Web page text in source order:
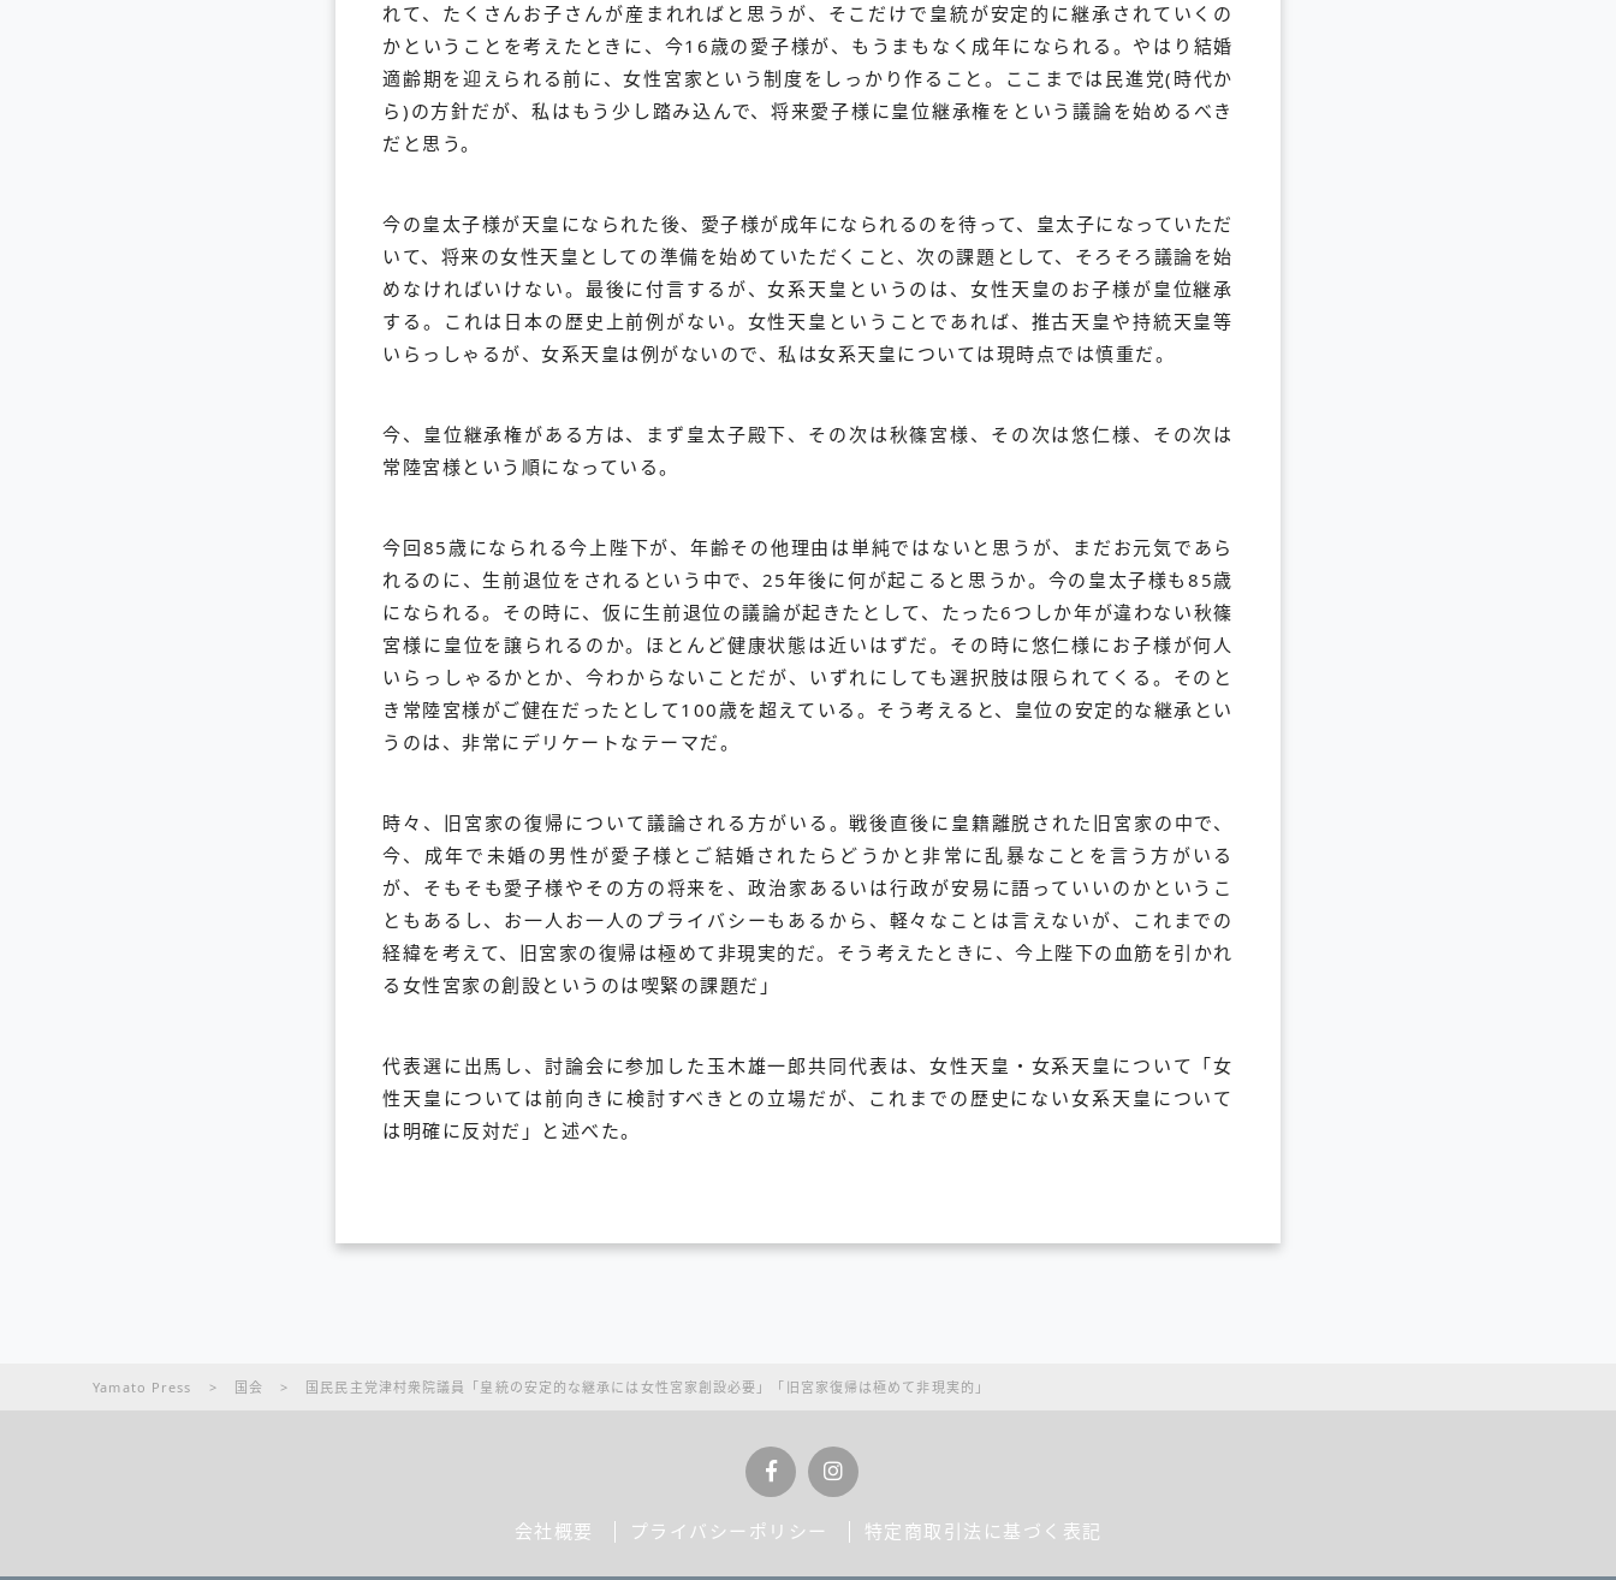
れて、たくさんお子さんが産まれればと思うが、そこだけで皇統が安定的に継承されていくの
かということを考えたときに、今16歳の愛子様が、もうまもなく成年になられる。やはり結婚
適齢期を迎えられる前に、女性宮家という制度をしっかり作ること。ここまでは民進党(時代か
ら)の方針だが、私はもう少し踏み込んで、将来愛子様に皇位継承権をという議論を始めるべき
だと思う。
今の皇太子様が天皇になられた後、愛子様が成年になられるのを待って、皇太子になっていただ
いて、将来の女性天皇としての準備を始めていただくこと、次の課題として、そろそろ議論を始
めなければいけない。最後に付言するが、女系天皇というのは、女性天皇のお子様が皇位継承
する。これは日本の歴史上前例がない。女性天皇ということであれば、推古天皇や持統天皇等
いらっしゃるが、女系天皇は例がないので、私は女系天皇については現時点では慎重だ。
今、皇位継承権がある方は、まず皇太子殿下、その次は秋篠宮様、その次は悠仁様、その次は
常陸宮様という順になっている。
今回85歳になられる今上陛下が、年齢その他理由は単純ではないと思うが、まだお元気であら
れるのに、生前退位をされるという中で、25年後に何が起こると思うか。今の皇太子様も85歳
になられる。その時に、仮に生前退位の議論が起きたとして、たった6つしか年が違わない秋篠
宮様に皇位を譲られるのか。ほとんど健康状態は近いはずだ。その時に悠仁様にお子様が何人
いらっしゃるかとか、今わからないことだが、いずれにしても選択肢は限られてくる。そのと
き常陸宮様がご健在だったとして100歳を超えている。そう考えると、皇位の安定的な継承とい
うのは、非常にデリケートなテーマだ。
時々、旧宮家の復帰について議論される方がいる。戦後直後に皇籍離脱された旧宮家の中で、
今、成年で未婚の男性が愛子様とご結婚されたらどうかと非常に乱暴なことを言う方がいる
が、そもそも愛子様やその方の将来を、政治家あるいは行政が安易に語っていいのかというこ
ともあるし、お一人お一人のプライバシーもあるから、軽々なことは言えないが、これまでの
経緯を考えて、旧宮家の復帰は極めて非現実的だ。そう考えたときに、今上陛下の血筋を引かれ
る女性宮家の創設というのは喫緊の課題だ」
代表選に出馬し、討論会に参加した玉木雄一郎共同代表は、女性天皇・女系天皇について「女
性天皇については前向きに検討すべきとの立場だが、これまでの歴史にない女系天皇について
は明確に反対だ」と述べた。
Yamato Press > 国会 > 国民民主党津村衆院議員「皇統の安定的な継承には女性宮家創設必要」「旧宮家復帰は極めて非現実的」
会社概要 プライバシーポリシー 特定商取引法に基づく表記